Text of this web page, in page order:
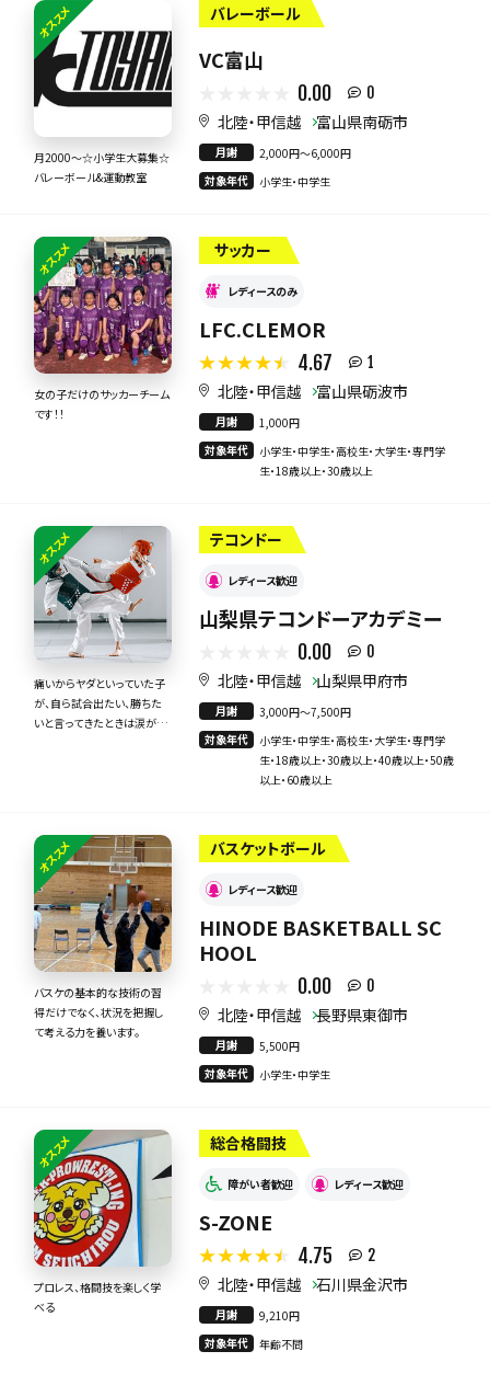
オススメ
月2000〜☆小学生大募集☆
バレーボール&運動教室
バレーボール
VC富山
0.00 0
北陸・甲信越 富山県南砺市
月謝
2,000円〜6,000円
対象年代
小学生・中学生
オススメ
女の子だけのサッカーチーム
です！！
サッカー
レディースのみ
LFC.CLEMOR
4.67 1
北陸・甲信越 富山県砺波市
月謝
1,000円
対象年代
小学生・中学生・高校生・大学生・専門学
生・18歳以上・30歳以上
オススメ
痛いからヤダといっていた子
が、自ら試合出たい、勝ちた
いと言ってきたときは涙が出
テコンドー
レディース歓迎
山梨県テコンドーアカデミー
0.00 0
北陸・甲信越 山梨県甲府市
月謝
3,000円〜7,500円
対象年代
小学生・中学生・高校生・大学生・専門学
生・18歳以上・30歳以上・40歳以上・50歳
以上・60歳以上
オススメ
バスケの基本的な技術の習
得だけでなく、状況を把握し
て考える力を養います。
バスケットボール
レディース歓迎
HINODE BASKETBALL SC
HOOL
0.00 0
北陸・甲信越 長野県東御市
月謝
5,500円
対象年代
小学生・中学生
オススメ
プロレス、格闘技を楽しく学
べる
総合格闘技
障がい者歓迎 レディース歓迎
S-ZONE
4.75 2
北陸・甲信越 石川県金沢市
月謝
9,210円
対象年代
年齢不問